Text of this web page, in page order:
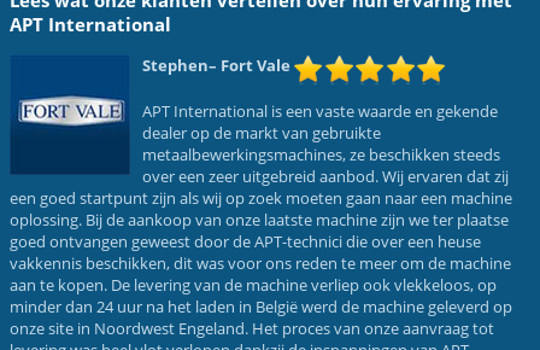
APT International
Stephen– Fort Vale
APT International is een vaste waarde en gekende
dealer op de markt van gebruikte
metaalbewerkingsmachines, ze beschikken steeds
over een zeer uitgebreid aanbod. Wij ervaren dat zij
een goed startpunt zijn als wij op zoek moeten gaan naar een machine
oplossing. Bij de aankoop van onze laatste machine zijn we ter plaatse
goed ontvangen geweest door de APT-technici die over een heuse
vakkennis beschikken, dit was voor ons reden te meer om de machine
aan te kopen. De levering van de machine verliep ook vlekkeloos, op
minder dan 24 uur na het laden in België werd de machine geleverd op
onze site in Noordwest Engeland. Het proces van onze aanvraag tot